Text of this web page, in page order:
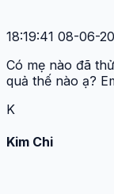
18:19:41 08-06-
Có mẹ nào đã
quả thế nào ạ?
K
Kim Chi